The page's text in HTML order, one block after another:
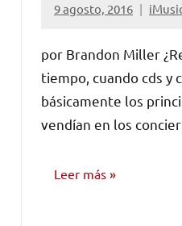
9 agosto, 2016
No
comentarios
por Brandon Miller
tiempo, cuando cds y
básicamente los
vendían en los
Leer más